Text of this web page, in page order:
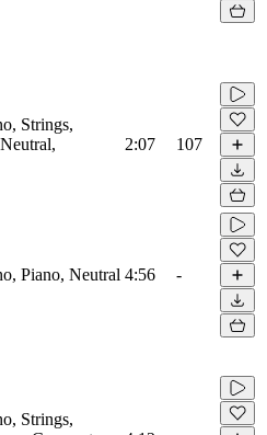
Strings,
2:07 107
Piano, Neutral 4:56 -
Strings,